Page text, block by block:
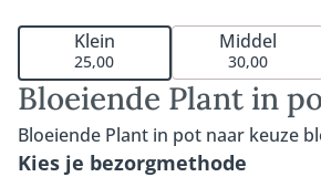
Bloeiende Plant in
Bloeiende Plant in pot naar keuze
Klein
25,00
Middel
30,00
Kies je bezorgmethode